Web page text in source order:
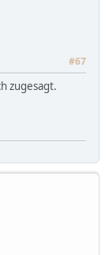
#67
zugesagt.